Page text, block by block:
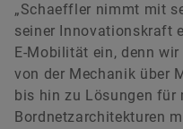
„Schaeffler nimmt mit
seiner Innovationskraft
E-Mobilität ein, denn
von der Mechanik über
bis hin zu Lösungen für
Bordnetzarchitekturen